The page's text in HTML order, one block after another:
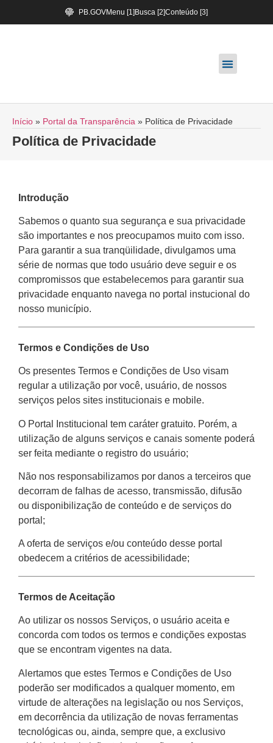
PB.GOVMenu [1] Busca [2]Conteúdo [3]
Início » Portal da Transparência » Política de Privacidade
Política de Privacidade
Introdução
Sabemos o quanto sua segurança e sua privacidade
são importantes e nos preocupamos muito com isso.
Para garantir a sua tranqüilidade, divulgamos uma
série de normas que todo usuário deve seguir e os
compromissos que estabelecemos para garantir sua
privacidade enquanto navega no portal instucional do
nosso município.
Termos e Condições de Uso
Os presentes Termos e Condições de Uso visam
regular a utilização por você, usuário, de nossos
serviços pelos sites institucionais e mobile.
O Portal Institucional tem caráter gratuito. Porém, a
utilização de alguns serviços e canais somente poderá
ser feita mediante o registro do usuário;
Não nos responsabilizamos por danos a terceiros que
decorram de falhas de acesso, transmissão, difusão
ou disponibilização de conteúdo e de serviços do
portal;
A oferta de serviços e/ou conteúdo desse portal
obedecem a critérios de acessibilidade;
Termos de Aceitação
Ao utilizar os nossos Serviços, o usuário aceita e
concorda com todos os termos e condições expostas
que se encontram vigentes na data.
Alertamos que estes Termos e Condições de Uso
poderão ser modificados a qualquer momento, em
virtude de alterações na legislação ou nos Serviços,
em decorrência da utilização de novas ferramentas
tecnológicas ou, ainda, sempre que, a exclusivo